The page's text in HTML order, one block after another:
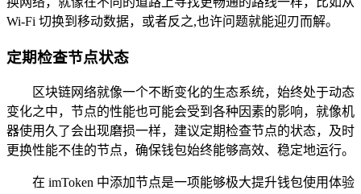
Wi-Fi 切换到移动数据，或者反之,也许问题就能迎刃而解。
定期检查节点状态
区块链网络就像一个不断变化的生态系统，始终处于动态
变化之中，节点的性能也可能会受到各种因素的影响，就像机
器使用久了会出现磨损一样，建议定期检查节点的状态，及时
更换性能不佳的节点，确保钱包始终能够高效、稳定地运行。
在 imToken 中添加节点是一项能够极大提升钱包使用体验